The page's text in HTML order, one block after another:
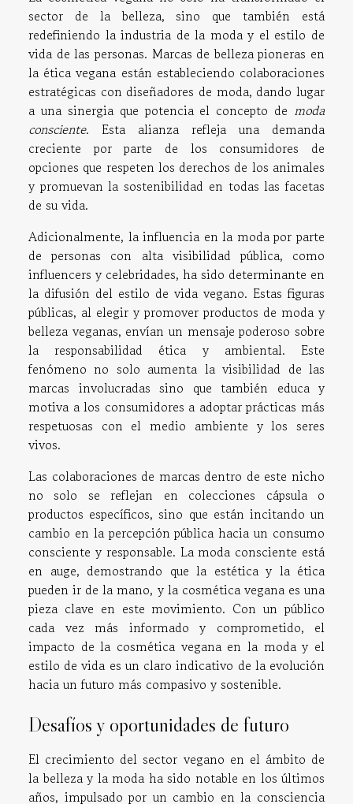
sector de la belleza, sino que también está
redefiniendo la industria de la moda y el estilo de
vida de las personas. Marcas de belleza pioneras en
la ética vegana están estableciendo colaboraciones
estratégicas con diseñadores de moda, dando lugar
a una sinergia que potencia el concepto de moda
consciente. Esta alianza refleja una demanda
creciente por parte de los consumidores de
opciones que respeten los derechos de los animales
y promuevan la sostenibilidad en todas las facetas
de su vida.
Adicionalmente, la influencia en la moda por parte
de personas con alta visibilidad pública, como
influencers y celebridades, ha sido determinante en
la difusión del estilo de vida vegano. Estas figuras
públicas, al elegir y promover productos de moda y
belleza veganas, envían un mensaje poderoso sobre
la responsabilidad ética y ambiental. Este
fenómeno no solo aumenta la visibilidad de las
marcas involucradas sino que también educa y
motiva a los consumidores a adoptar prácticas más
respetuosas con el medio ambiente y los seres
vivos.
Las colaboraciones de marcas dentro de este nicho
no solo se reflejan en colecciones cápsula o
productos específicos, sino que están incitando un
cambio en la percepción pública hacia un consumo
consciente y responsable. La moda consciente está
en auge, demostrando que la estética y la ética
pueden ir de la mano, y la cosmética vegana es una
pieza clave en este movimiento. Con un público
cada vez más informado y comprometido, el
impacto de la cosmética vegana en la moda y el
estilo de vida es un claro indicativo de la evolución
hacia un futuro más compasivo y sostenible.
Desafíos y oportunidades de futuro
El crecimiento del sector vegano en el ámbito de
la belleza y la moda ha sido notable en los últimos
años, impulsado por un cambio en la consciencia